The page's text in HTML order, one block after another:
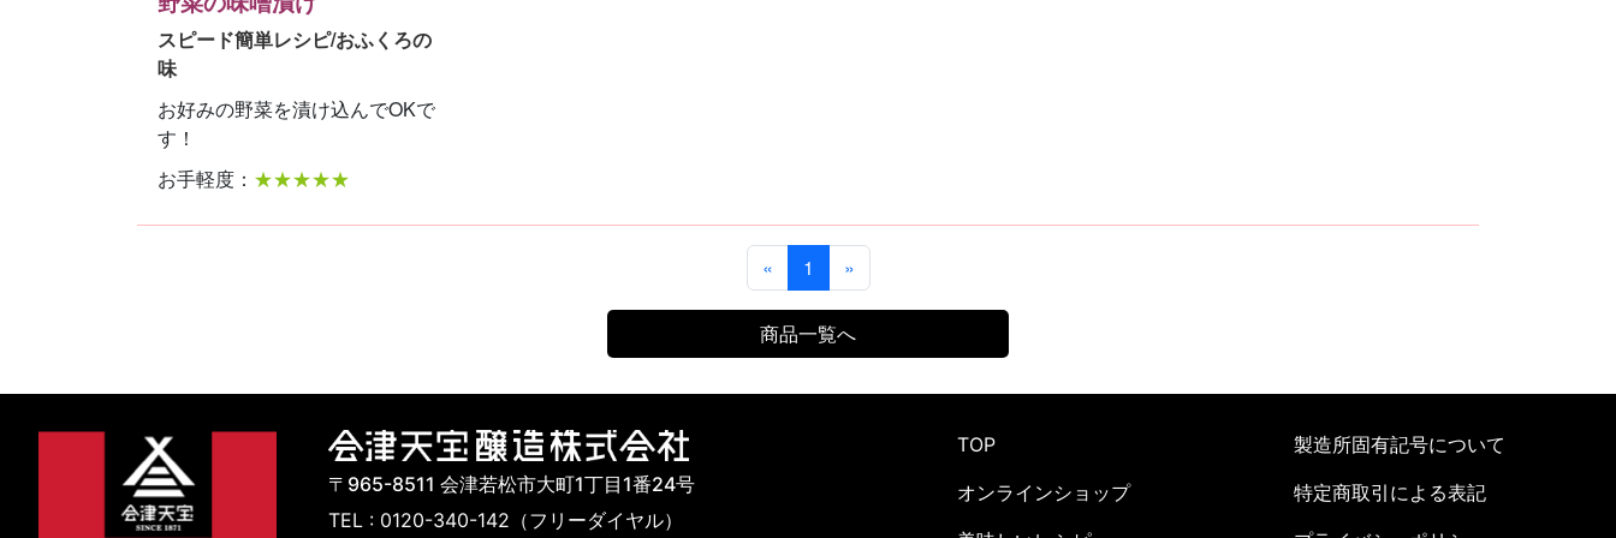
スピード簡単レシピ/おふくろの
味
お好みの野菜を漬け込んでOKで
す！
お手軽度： ★★★★★
« 1 »
商品一覧へ
〒965-8511 会津若松市大町1丁目1番24号
TEL : 0120-340-142（フリーダイヤル）
TOP
オンラインショップ
製造所固有記号について
特定商取引による表記